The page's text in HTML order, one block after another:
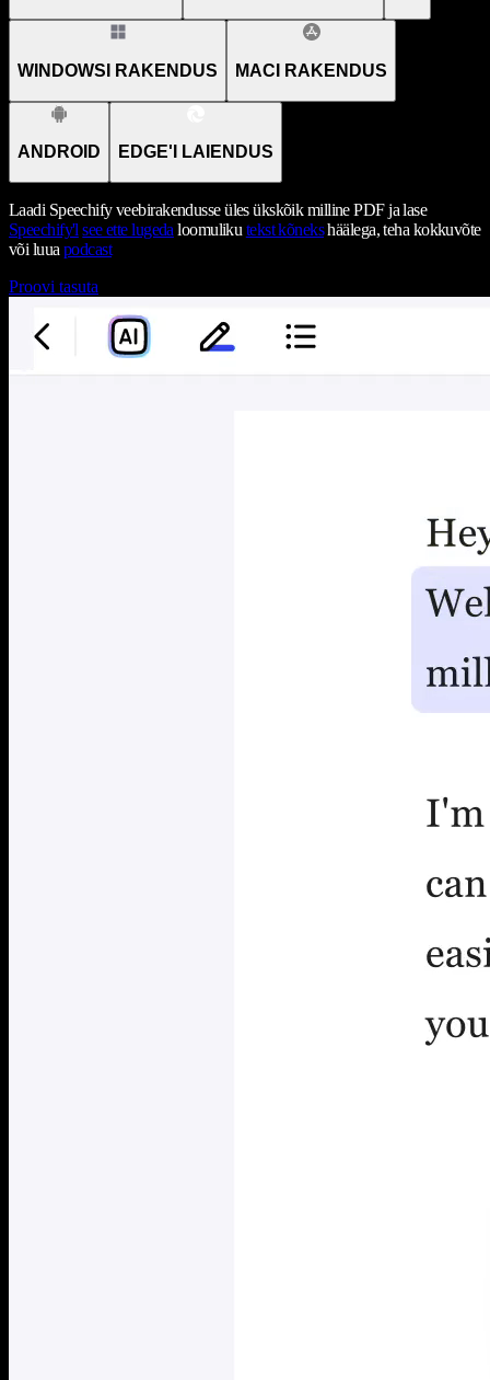
WINDOWSI RAKENDUS MACI RAKENDUS
ANDROID EDGE'I LAIENDUS
Laadi Speechify veebirakendusse üles ükskõik milline PDF ja lase
Speechify'l see ette lugeda loomuliku tekst kõnekshäälega, teha kokkuvõte
või luua podcast
Proovi tasuta